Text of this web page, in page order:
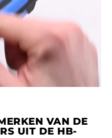
VAN DE
UIT DE HB-